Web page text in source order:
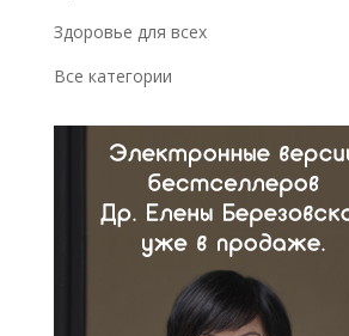
Здоровье для всех
Все категории